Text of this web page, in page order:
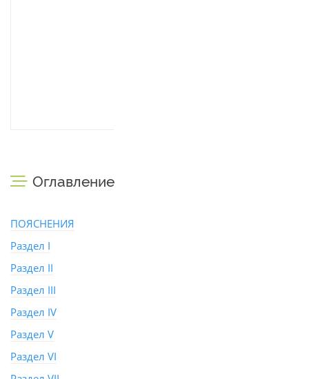
Оглавление
ПОЯСНЕНИЯ
Раздел I
Раздел II
Раздел III
Раздел IV
Раздел V
Раздел VI